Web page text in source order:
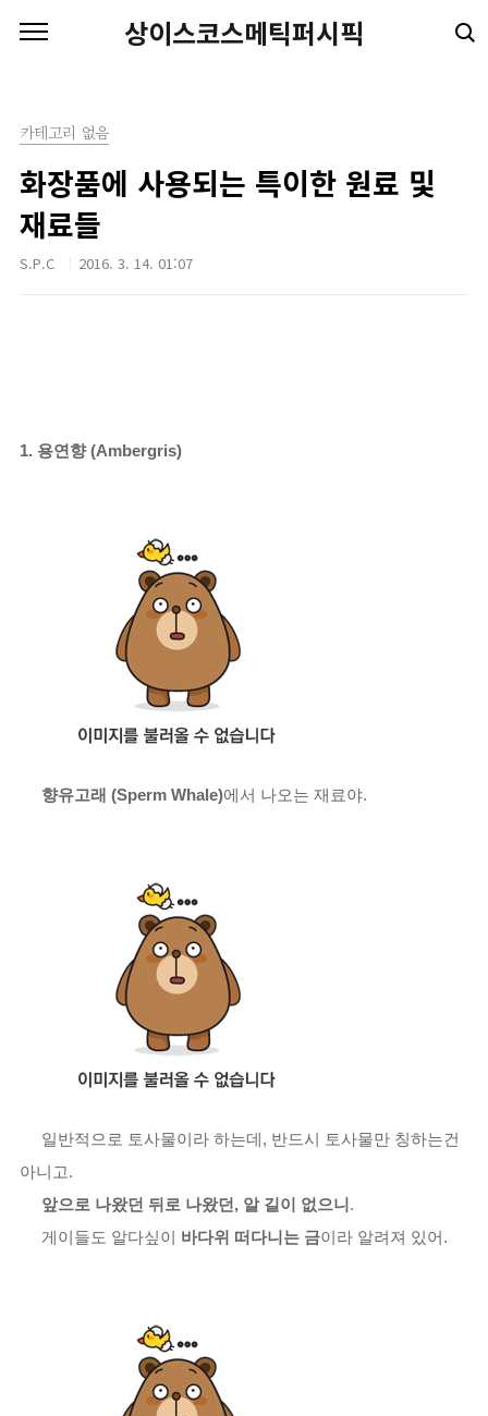
상이스코스메틱퍼시픽
카테고리 없음
화장품에 사용되는 특이한 원료 및
재료들
S.P.C 2016. 3. 14. 01:07
1. 용연향 (Ambergris)
향유고래 (Sperm Whale)에서 나오는 재료야.
일반적으로 토사물이라 하는데, 반드시 토사물만 칭하는건
아니고.
앞으로 나왔던 뒤로 나왔던, 알 길이 없으니 .
게이들도 알다싶이 바다위 떠다니는 금이라 알려져 있어.